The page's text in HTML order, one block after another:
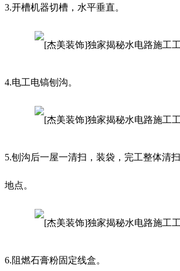
3.开槽机器切槽，水平垂直。
4.电工电镐刨沟。
5.刨沟后一屋一清扫，装袋，完工整体清
地点。
6.阻燃石膏粉固定线盒。